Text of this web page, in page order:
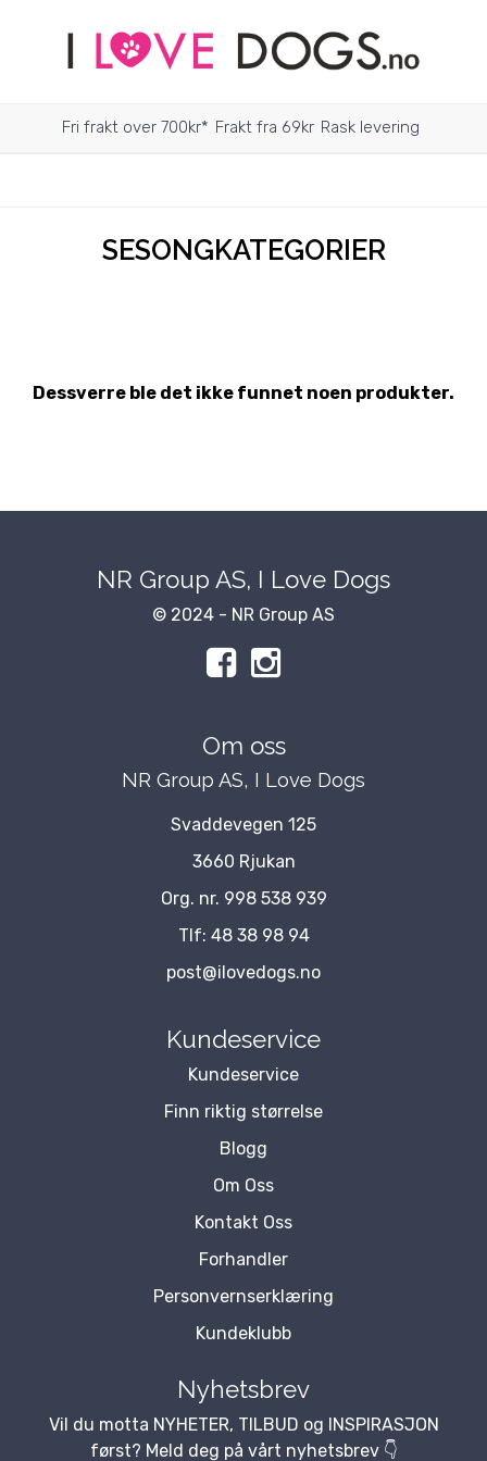
Fri frakt over 700kr* Frakt fra 69kr Rask levering
SESONGKATEGORIER
Dessverre ble det ikke funnet noen produkter.
NR Group AS, I Love Dogs
© 2024 - NR Group AS
Om oss
NR Group AS, I Love Dogs
Svaddevegen 125
3660 Rjukan
Org. nr. 998 538 939
Tlf: 48 38 98 94
post@ilovedogs.no
Kundeservice
Kundeservice
Finn riktig størrelse
Blogg
Om Oss
Kontakt Oss
Forhandler
Personvernserklæring
Kundeklubb
Nyhetsbrev
Vil du motta NYHETER, TILBUD og INSPIRASJON
først? Meld deg på vårt nyhetsbrev 👇